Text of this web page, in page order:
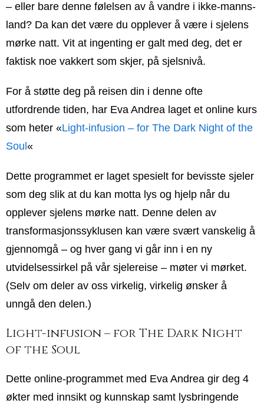
– eller bare denne følelsen av å vandre i ikke-manns-
land? Da kan det være du opplever å være i sjelens
mørke natt. Vit at ingenting er galt med deg, det er
faktisk noe vakkert som skjer, på sjelsnivå.
For å støtte deg på reisen din i denne ofte
utfordrende tiden, har Eva Andrea laget et online kurs
som heter «Light-infusion – for The Dark Night of the
Soul «
Dette programmet er laget spesielt for bevisste sjeler
som deg slik at du kan motta lys og hjelp når du
opplever sjelens mørke natt. Denne delen av
transformasjonssyklusen kan være svært vanskelig å
gjennomgå – og hver gang vi går inn i en ny
utvidelsessirkel på vår sjelereise – møter vi mørket.
(Selv om deler av oss virkelig, virkelig ønsker å
unngå den delen.)
Light-infusion – for The Dark Night
of the Soul
Dette online-programmet med Eva Andrea gir deg 4
økter med innsikt og kunnskap samt lysbringende